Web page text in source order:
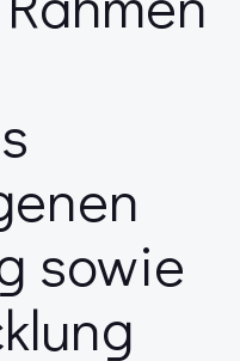
sowie